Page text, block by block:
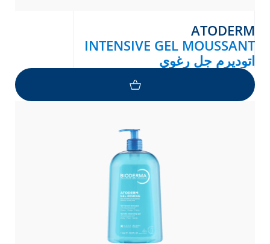
ATODERM
INTENSIVE GEL MOUSSANT
اتوديرم جل رغوي